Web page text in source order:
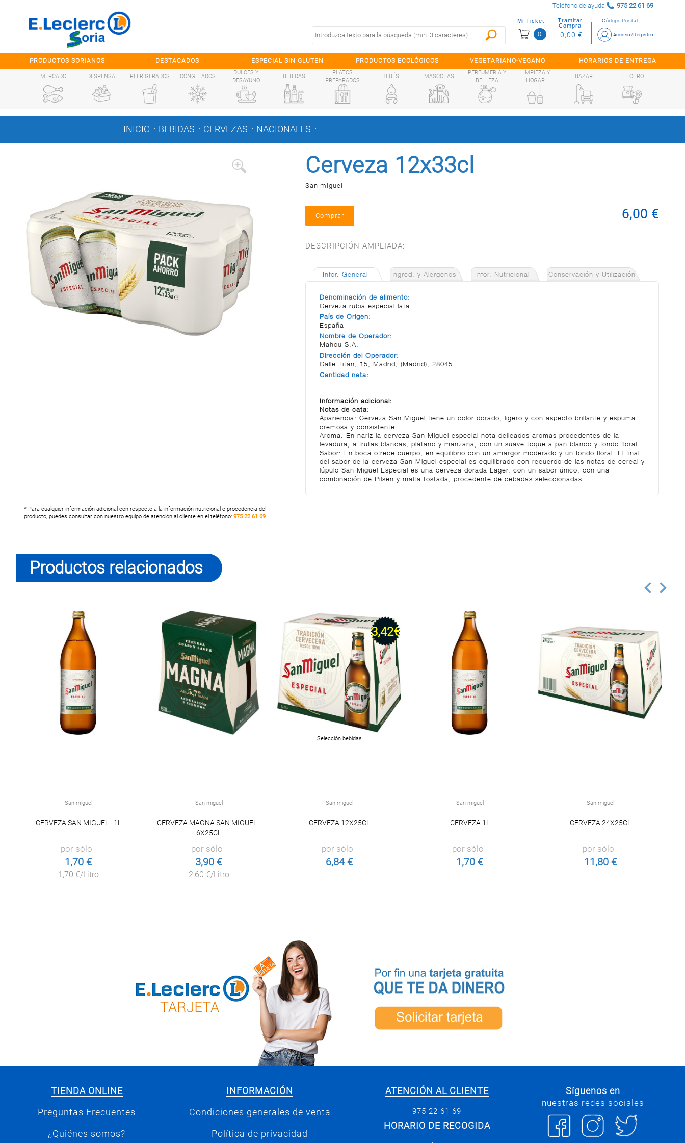
Teléfono de ayuda 975 22 61 69
Código Postal
Acceso/Registro
Mi Ticket
0
Tramitar
Compra
0,00 €
PRODUCTOS SORIANOS DESTACADOS ESPECIAL SIN GLUTEN PRODUCTOS ECOLÓGICOS VEGETARIANO-VEGANO HORARIOS DE ENTREGA
MERCADO DESPENSA REFRIGERADOS CONGELADOS
DULCES Y
DESAYUNO
BEBIDAS
PLATOS
PREPARADOS
BEBÉS MASCOTAS
PERFUMERÍA Y
BELLEZA
LIMPIEZA Y
HOGAR
BAZAR ELECTRO
INICIO . BEBIDAS . CERVEZAS . NACIONALES .
Cerveza 12x33cl
San miguel
6,00 €
DESCRIPCIÓN AMPLIADA:
Infor. General Ingred. y Alérgenos Infor. Nutricional Conservación y Utilización
Denominación de alimento:
Cerveza rubia especial lata
País de Origen:
España
Nombre de Operador:
Mahou S.A.
Dirección del Operador:
Calle Titán, 15, Madrid, (Madrid), 28045
Cantidad neta:
Información adicional:
Notas de cata:
Apariencia: Cerveza San Miguel tiene un color dorado, ligero y con aspecto brillante y espuma
cremosa y consistente
Aroma: En nariz la cerveza San Miguel especial nota delicados aromas procedentes de la
levadura, a frutas blancas, plátano y manzana, con un suave toque a pan blanco y fondo floral
Sabor: En boca ofrece cuerpo, en equilibrio con un amargor moderado y un fondo floral. El final
del sabor de la cerveza San Miguel especial es equilibrado con recuerdo de las notas de cereal y
lúpulo San Miguel Especial es una cerveza dorada Lager, con un sabor único, con una
combinación de Pilsen y malta tostada, procedente de cebadas seleccionadas.
* Para cualquier información adicional con respecto a la información nutricional o procedencia del
producto, puedes consultar con nuestro equipo de atención al cliente en el teléfono: 975 22 61 69
Productos relacionados
San miguel
CERVEZA SAN MIGUEL - 1L
por sólo
1,70 €
1,70 €/Litro
San miguel
CERVEZA MAGNA SAN MIGUEL -
6X25CL
por sólo
3,90 €
2,60 €/Litro
3,42€
Selección bebidas
San miguel
CERVEZA 12X25CL
por sólo
6,84 €
San miguel
CERVEZA 1L
por sólo
1,70 €
San miguel
CERVEZA 24X25CL
por sólo
11,80 €
TIENDA ONLINE
Preguntas Frecuentes
¿Quiénes somos?
INFORMACIÓN
Condiciones generales de venta
Política de privacidad
ATENCIÓN AL CLIENTE
975 22 61 69
HORARIO DE RECOGIDA
Síguenos en
nuestras redes sociales